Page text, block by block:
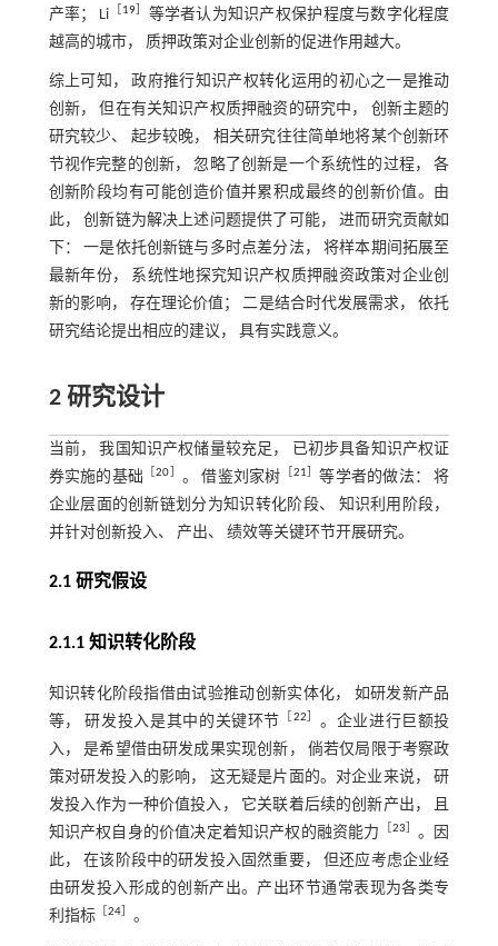
产率； Li
19］ 等学者认为知识产权保护程度与数字化程度
越高的城市， 质押政策对企业创新的促进作用越大。
综上可知， 政府推行知识产权转化运用的初心之一是推动
创新， 但在有关知识产权质押融资的研究中， 创新主题的
研究较少、 起步较晚， 相关研究往往简单地将某个创新环
节视作完整的创新， 忽略了创新是一个系统性的过程， 各
创新阶段均有可能创造价值并累积成最终的创新价值。由
此， 创新链为解决上述问题提供了可能， 进而研究贡献如
下： 一是依托创新链与多时点差分法， 将样本期间拓展至
最新年份， 系统性地探究知识产权质押融资政策对企业创
新的影响， 存在理论价值； 二是结合时代发展需求， 依托
研究结论提出相应的建议， 具有实践意义。
2 研究设计
当前， 我国知识产权储量较充足， 已初步具备知识产权证
券实施的基础
［20 。 借鉴刘家树 21 ］等学者的做法： 将
企业层面的创新链划分为知识转化阶段、 知识利用阶段，
并针对创新投入、 产出、 绩效等关键环节开展研究。
2.1 研究假设
2.1.1 知识转化阶段
知识转化阶段指借由试验推动创新实体化， 如研发新产品
等， 研发投入是其中的关键环节
22
。企业进行巨额投
入， 是希望借由研发成果实现创新， 倘若仅局限于考察政
策对研发投入的影响， 这无疑是片面的。对企业来说， 研
发投入作为一种价值投入， 它关联着后续的创新产出， 且
知识产权自身的价值决定着知识产权的融资能力
23
。因
此， 在该阶段中的研发投入固然重要， 但还应考虑企业经
由研发投入形成的创新产出。产出环节通常表现为各类专
利指标［ 24］ 。